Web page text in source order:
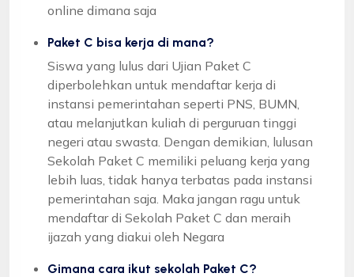
online dimana saja
Paket C bisa kerja di mana?
Siswa yang lulus dari Ujian Paket C
diperbolehkan untuk mendaftar kerja di
instansi pemerintahan seperti PNS, BUMN,
atau melanjutkan kuliah di perguruan tinggi
negeri atau swasta. Dengan demikian, lulusan
Sekolah Paket C memiliki peluang kerja yang
lebih luas, tidak hanya terbatas pada instansi
pemerintahan saja. Maka jangan ragu untuk
mendaftar di Sekolah Paket C dan meraih
ijazah yang diakui oleh Negara
Gimana cara ikut sekolah Paket C?